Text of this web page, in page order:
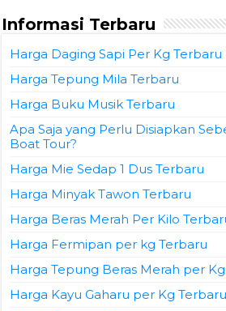
Informasi Terbaru
Harga Daging Sapi Per Kg Terbaru
Harga Tepung Mila Terbaru
Harga Buku Musik Terbaru
Apa Saja yang Perlu Disiapkan
Boat Tour?
Harga Mie Sedap 1 Dus Terbaru
Harga Minyak Tawon Terbaru
Harga Beras Merah Per Kilo
Harga Fermipan per kg Terbaru
Harga Tepung Beras Merah per
Harga Kayu Gaharu per Kg Terbaru